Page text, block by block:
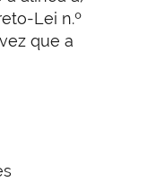
Lei n.º
que a